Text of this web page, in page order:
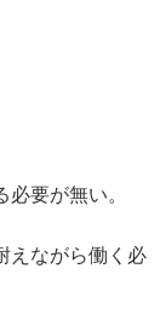
要が無い。
えながら働く必